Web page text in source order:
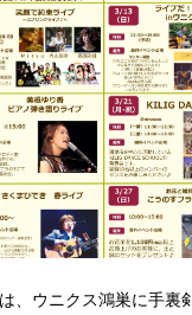
してご紹介！！